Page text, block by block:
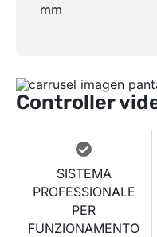
mm
Controller
SISTEMA
PROFESSIONALE
PER
FUNZIONAMENTO